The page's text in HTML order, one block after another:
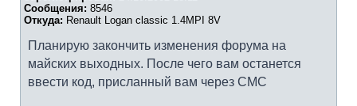
Сообщения: 8546
Откуда: Renault Logan classic 1.4MPI 8V
Планирую закончить изменения форума на
майских выходных. После чего вам останется
ввести код, присланный вам через СМС